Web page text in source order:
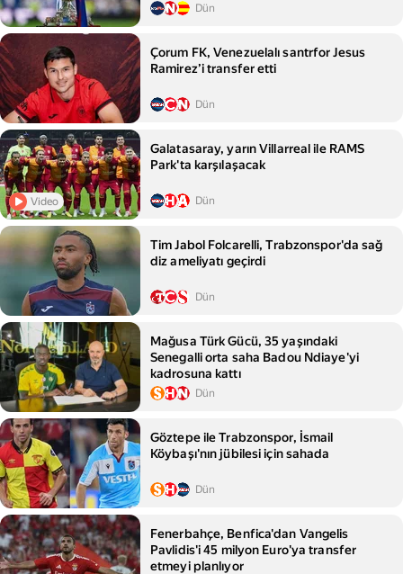
Dün
Çorum FK, Venezuelalı santrfor Jesus
Ramirez’i transfer etti
Dün
Video
Galatasaray, yarın Villarreal ile RAMS
Park'ta karşılaşacak
Dün
Tim Jabol Folcarelli, Trabzonspor'da sağ
diz ameliyatı geçirdi
Dün
Mağusa Türk Gücü, 35 yaşındaki
Senegalli orta saha Badou Ndiaye'yi
kadrosuna kattı
Dün
Göztepe ile Trabzonspor, İsmail
Köybaşı'nın jübilesi için sahada
Dün
Fenerbahçe, Benfica'dan Vangelis
Pavlidis'i 45 milyon Euro'ya transfer
etmeyi planlıyor